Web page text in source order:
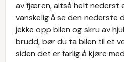
av fjæren, altså helt nederst
vanskelig å se den nederste
jekke opp bilen og skru av
brudd, bør du ta bilen til et
siden det er farlig å kjøre